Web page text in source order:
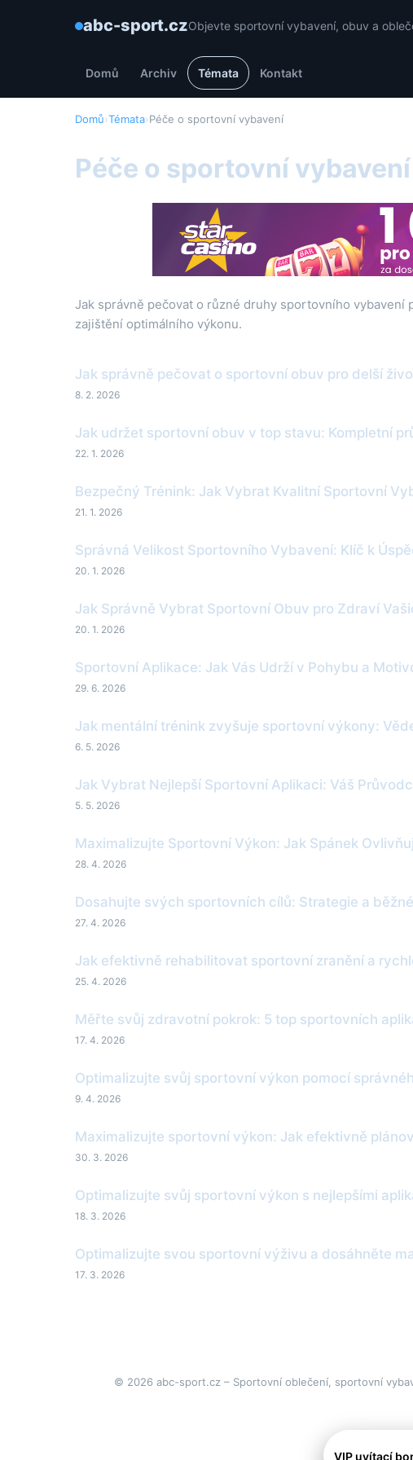
abc-sport.czObjevte sportovní vybavení, obuv a
Domů Archiv Témata Kontakt
Domů›Témata›Péče o sportovní vybavení
Péče o sportovní vybavení
Jak správně pečovat o různé druhy sportovního
zajištění optimálního výkonu.
Jak správně pečovat o sportovní obuv pro delší
8. 2. 2026
Jak udržet sportovní obuv v top stavu: Kompletní
22. 1. 2026
Bezpečný Trénink: Jak Vybrat Kvalitní Sportovní
21. 1. 2026
Správná Velikost Sportovního Vybavení: Klíč k
20. 1. 2026
Jak Správně Vybrat Sportovní Obuv pro Zdraví
20. 1. 2026
Sportovní Aplikace: Jak Vás Udrží v Pohybu a
29. 6. 2026
Jak mentální trénink zvyšuje sportovní výkony:
6. 5. 2026
Jak Vybrat Nejlepší Sportovní Aplikaci: Váš
5. 5. 2026
Maximalizujte Sportovní Výkon: Jak Spánek
28. 4. 2026
Dosahujte svých sportovních cílů: Strategie a
27. 4. 2026
Jak efektivně rehabilitovat sportovní zranění a
25. 4. 2026
Měřte svůj zdravotní pokrok: 5 top sportovních
17. 4. 2026
Optimalizujte svůj sportovní výkon pomocí
9. 4. 2026
Maximalizujte sportovní výkon: Jak efektivně
30. 3. 2026
Optimalizujte svůj sportovní výkon s nejlepšími
18. 3. 2026
Optimalizujte svou sportovní výživu a dosáhněte
17. 3. 2026
© 2026 abc-sport.cz – Sportovní oblečení, sportovní
VIP uvítací